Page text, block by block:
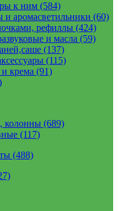
к ним (584)
и аромасветильники (60)
рефиллы (424)
и масла (59)
(137)
(115)
крема (91)
колонны (689)
(117)
(488)